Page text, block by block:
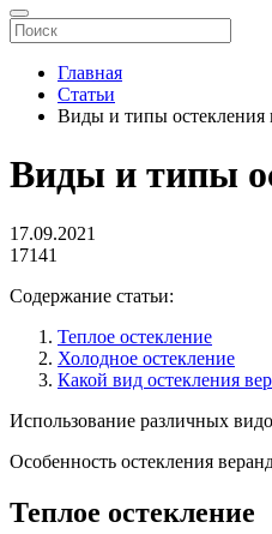
Главная
Статьи
Виды и типы
Виды и типы
17.09.2021
17141
Содержание статьи:
Теплое остекление
Холодное остекление
Какой вид остекления
Использование различных
Особенность остекления
Теплое остекление